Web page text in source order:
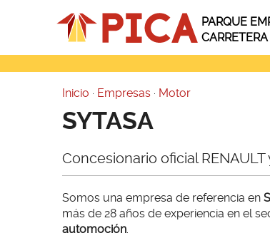
PARQUE
Usted está aquí
Inicio · Empresas · Motor
SYTASA
Concesionario oficial
Somos una empresa de referencia en
más de 28 años de experiencia en el
automoción